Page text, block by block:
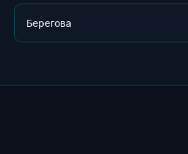
Берегова